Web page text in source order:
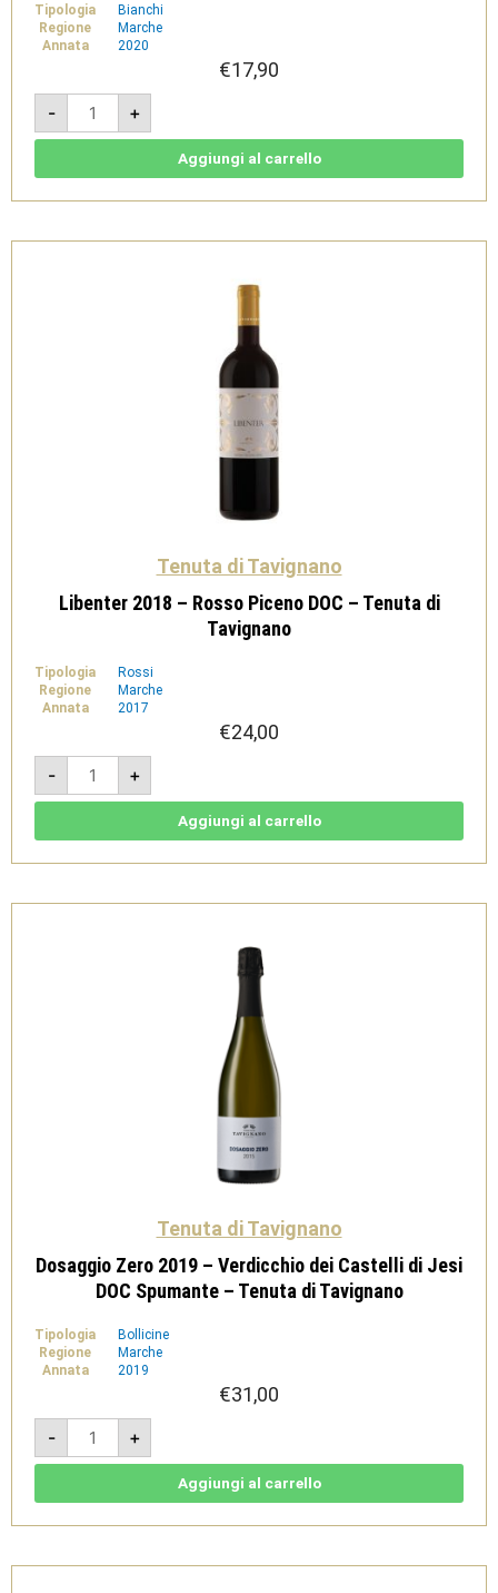
Tipologia
Bianchi
Regione
Marche
Annata
2020
€17,90
-
La
Vergine
2020
-
-
Tavignano
+
Aggiungi al carrello
Tenuta di Tavignano
Libenter 2018 – Rosso Piceno DOC – Tenuta di
Tavignano
Tipologia
Rossi
Regione
Marche
Annata
2017
€24,00
-
Libenter
2018
-
Rosso
Tenuta
quantità
+
Aggiungi al carrello
Tenuta di Tavignano
Dosaggio Zero 2019 – Verdicchio dei Castelli di Jesi
DOC Spumante – Tenuta di Tavignano
Tipologia
Bollicine
Regione
Marche
Annata
2019
€31,00
-
Dosaggio
Zero
2019
-
di
Spumante
+
Aggiungi al carrello